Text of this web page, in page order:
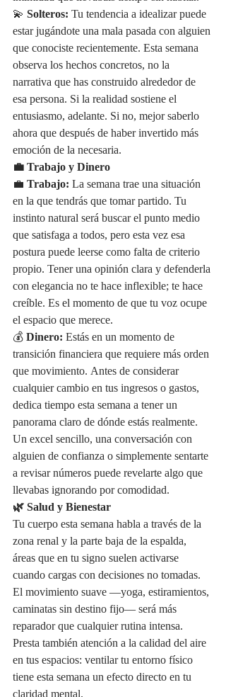
💫 Solteros: Tu tendencia a idealizar puede
estar jugándote una mala pasada con alguien
que conociste recientemente. Esta semana
observa los hechos concretos, no la
narrativa que has construido alrededor de
esa persona. Si la realidad sostiene el
entusiasmo, adelante. Si no, mejor saberlo
ahora que después de haber invertido más
emoción de la necesaria.
💼 Trabajo y Dinero
💼 Trabajo: La semana trae una situación
en la que tendrás que tomar partido. Tu
instinto natural será buscar el punto medio
que satisfaga a todos, pero esta vez esa
postura puede leerse como falta de criterio
propio. Tener una opinión clara y defenderla
con elegancia no te hace inflexible; te hace
creíble. Es el momento de que tu voz ocupe
el espacio que merece.
💰 Dinero: Estás en un momento de
transición financiera que requiere más orden
que movimiento. Antes de considerar
cualquier cambio en tus ingresos o gastos,
dedica tiempo esta semana a tener un
panorama claro de dónde estás realmente.
Un excel sencillo, una conversación con
alguien de confianza o simplemente sentarte
a revisar números puede revelarte algo que
llevabas ignorando por comodidad.
🌿 Salud y Bienestar
Tu cuerpo esta semana habla a través de la
zona renal y la parte baja de la espalda,
áreas que en tu signo suelen activarse
cuando cargas con decisiones no tomadas.
El movimiento suave —yoga, estiramientos,
caminatas sin destino fijo— será más
reparador que cualquier rutina intensa.
Presta también atención a la calidad del aire
en tus espacios: ventilar tu entorno físico
tiene esta semana un efecto directo en tu